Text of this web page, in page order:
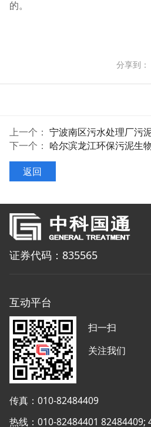
的。
分享到：
上一个： 宁波南区污水处理厂污
下一个： 哈尔滨龙江环保污泥生
返回
证券代码：835565
互动平台
扫一扫
关注我们
传真：010-82484409
热线：010-82484401 82484409;